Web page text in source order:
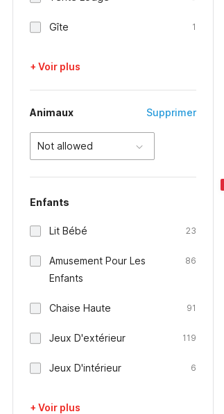
Gîte 1
+ Voir plus
Animaux Supprimer
Not allowed
Enfants
Lit Bébé 23
Amusement Pour Les
Enfants
86
Chaise Haute 91
Jeux D'extérieur 119
Jeux D'intérieur 6
+ Voir plus